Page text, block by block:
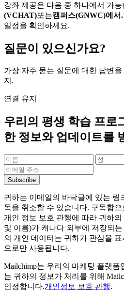
강좌 제공은 다음 중 하나에서 가능
(VCHAT)또는캠퍼스(GNWC)에서.
일정을 확인하세요.
질문이 있으신가요?
가장 자주 묻는 질문에 대한 답변을
지.
연결 유지
우리의 평생 학습 프로
한 정보와 업데이트를
귀하는 이메일의 바닥글에 있는 링
독을 취소할 수 있습니다. 구독함으
개인 정보 보호 관행에 따라 귀하
및 이름)가 캐나다 외부에 저장되
의 개인 데이터는 귀하가 관심을
으로만 사용됩니다.
Mailchimp는 우리의 마케팅 플랫
는 귀하의 정보가 처리를 위해
인정합니다.개인정보 보호 관행.